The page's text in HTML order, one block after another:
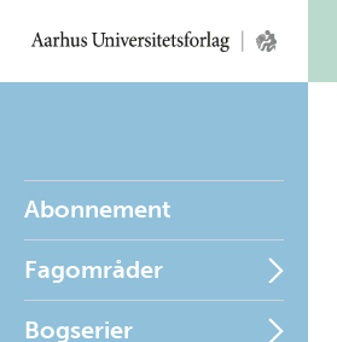
Abonnement
Fagområder
Bogserier